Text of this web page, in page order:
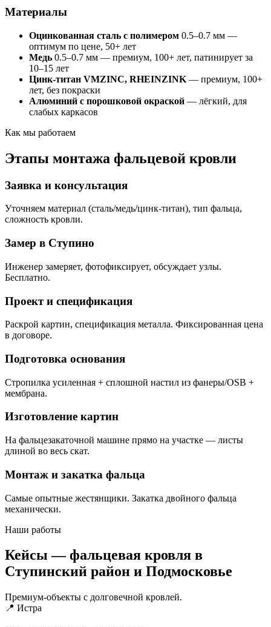
Материалы
Оцинкованная сталь с полимером 0.5–0.7 мм —
оптимум по цене, 50+ лет
Медь 0.5–0.7 мм — премиум, 100+ лет, патинирует за
10–15 лет
Цинк-титан VMZINC, RHEINZINK — премиум, 100+
лет, без покраски
Алюминий с порошковой окраской — лёгкий, для
слабых каркасов
Как мы работаем
Этапы монтажа фальцевой кровли
Заявка и консультация
Уточняем материал (сталь/медь/цинк-титан), тип фальца,
сложность кровли.
Замер в Ступино
Инженер замеряет, фотофиксирует, обсуждает узлы.
Бесплатно.
Проект и спецификация
Раскрой картин, спецификация металла. Фиксированная цена
в договоре.
Подготовка основания
Стропилка усиленная + сплошной настил из фанеры/OSB +
мембрана.
Изготовление картин
На фальцезакаточной машине прямо на участке — листы
длиной во весь скат.
Монтаж и закатка фальца
Самые опытные жестянщики. Закатка двойного фальца
механически.
Наши работы
Кейсы — фальцевая кровля в
Ступинский район и Подмосковье
Премиум-объекты с долговечной кровлей.
📍 Истра